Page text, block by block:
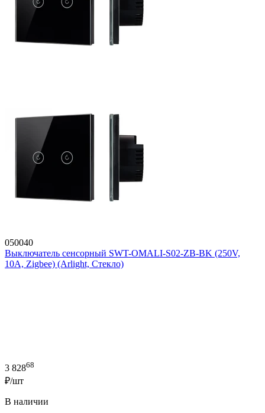
050040
Выключатель сенсорный SWT-OMALI-S02-ZB-BK (250V,
10A, Zigbee) (Arlight, Стекло)
3 82868
₽/шт
В наличии